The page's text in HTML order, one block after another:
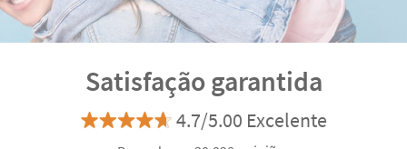
Satisfação garantida
4.7/5.00 Excelente